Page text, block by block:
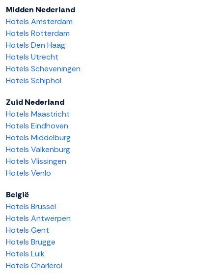
Midden Nederland
Hotels Amsterdam
Hotels Rotterdam
Hotels Den Haag
Hotels Utrecht
Hotels Scheveningen
Hotels Schiphol
Zuid Nederland
Hotels Maastricht
Hotels Eindhoven
Hotels Middelburg
Hotels Valkenburg
Hotels Vlissingen
Hotels Venlo
België
Hotels Brussel
Hotels Antwerpen
Hotels Gent
Hotels Brugge
Hotels Luik
Hotels Charleroi